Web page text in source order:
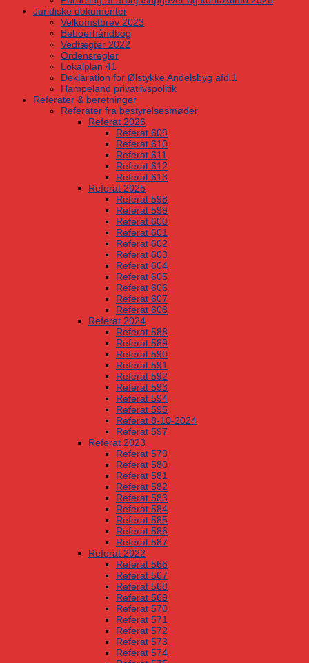
Juridiske dokumenter
Velkomstbrev 2023
Beboerhåndbog
Vedtægter 2022
Ordensregler
Lokalplan 41
Deklaration for Ølstykke Andelsbyg afd.1
Hampeland privatlivspolitik
Referater & beretninger
Referater fra bestyrelsesmøder
Referat 2026
Referat 609
Referat 610
Referat 611
Referat 612
Referat 613
Referat 2025
Referat 598
Referat 599
Referat 600
Referat 601
Referat 602
Referat 603
Referat 604
Referat 605
Referat 606
Referat 607
Referat 608
Referat 2024
Referat 588
Referat 589
Referat 590
Referat 591
Referat 592
Referat 593
Referat 594
Referat 595
Referat 8-10-2024
Referat 597
Referat 2023
Referat 579
Referat 580
Referat 581
Referat 582
Referat 583
Referat 584
Referat 585
Referat 586
Referat 587
Referat 2022
Referat 566
Referat 567
Referat 568
Referat 569
Referat 570
Referat 571
Referat 572
Referat 573
Referat 574